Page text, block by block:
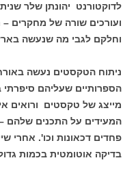
לדוקטורנט יהונתן שלר
ועורכים שורה של מחקרים –
וחלקם לגבי מה שנעשה
ניתוח הטקסטים נעשה
הספרותיים שעליהם
מייצג של טקסטים ורואים
המעידים על התכנים שלהם
פחדים דכאונות וכו'. אחרי
בדיקה אוטומטית בכמות